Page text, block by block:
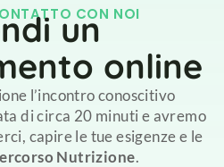
CON NOI
un
online
l’incontro conoscitivo
di circa 20 minuti e avremo
capire le tue esigenze e le
Nutrizione.